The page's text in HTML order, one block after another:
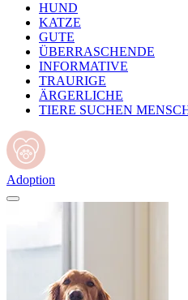
HUND
KATZE
GUTE
ÜBERRASCHENDE
INFORMATIVE
TRAURIGE
ÄRGERLICHE
TIERE SUCHEN
Adoption